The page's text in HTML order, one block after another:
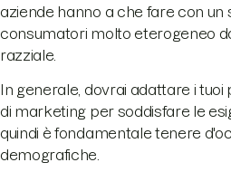
aziende hanno a che fare con un
consumatori molto eterogeneo
razziale.
In generale, dovrai adattare i
di marketing per soddisfare le
quindi è fondamentale tenere
demografiche.